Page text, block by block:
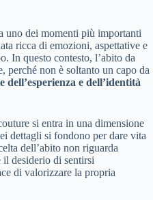
uno dei momenti più importanti
ricca di emozioni, aspettative e
In questo contesto, l’abito da
perché non è soltanto un capo da
e dell’identità
si entra in una dimensione
dettagli si fondono per dare vita
dell’abito non riguarda
il desiderio di sentirsi
di valorizzare la propria